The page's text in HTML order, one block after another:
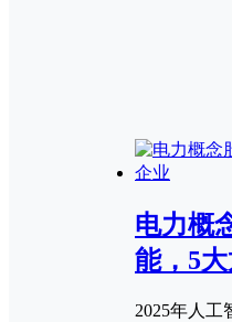
电力概
能，5
2025年人工